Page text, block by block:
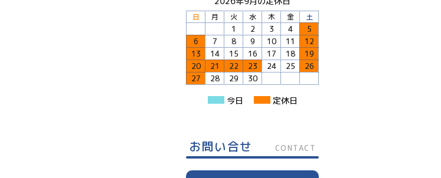
日 月 火 水 木 金 土
1 2 3 4
5
6
7 8 9 10 11
12
13
14 15 16 17 18
19
20
21 22 23 24 25
26
27
28 29 30
今日 定休日
CONTACT
お問い合せ